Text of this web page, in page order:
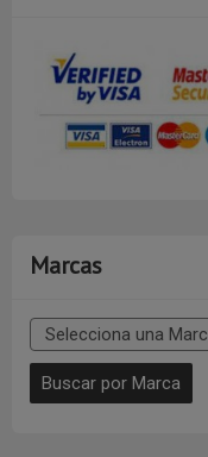
Marcas